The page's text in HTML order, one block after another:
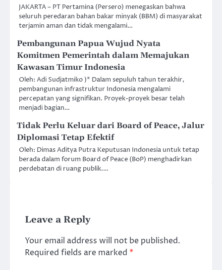
JAKARTA – PT Pertamina (Persero) menegaskan bahwa
seluruh peredaran bahan bakar minyak (BBM) di masyarakat
terjamin aman dan tidak mengalami…
Pembangunan Papua Wujud Nyata
Komitmen Pemerintah dalam Memajukan
Kawasan Timur Indonesia
Oleh: Adi Sudjatmiko )* Dalam sepuluh tahun terakhir,
pembangunan infrastruktur Indonesia mengalami
percepatan yang signifikan. Proyek-proyek besar telah
menjadi bagian…
Tidak Perlu Keluar dari Board of Peace, Jalur
Diplomasi Tetap Efektif
Oleh: Dimas Aditya Putra Keputusan Indonesia untuk tetap
berada dalam forum Board of Peace (BoP) menghadirkan
perdebatan di ruang publik.…
Leave a Reply
Your email address will not be published.
Required fields are marked *